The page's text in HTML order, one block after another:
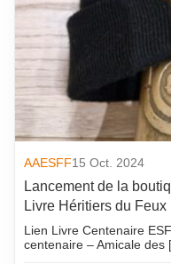
AAESFF15 Oct. 2024
Lancement de la
Livre Héritiers du Feux
Lien Livre Centenaire
centenaire – Amicale